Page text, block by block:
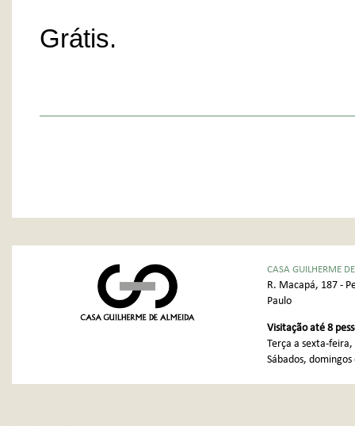
Grátis.
CASA GUILHERME
R. Macapá, 187 -
Paulo
Visitação até 8
Terça a sexta-feira,
Sábados,